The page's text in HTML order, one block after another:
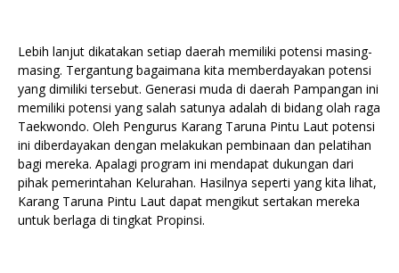
Lebih lanjut dikatakan setiap daerah memiliki potensi masing-
masing. Tergantung bagaimana kita memberdayakan potensi
yang dimiliki tersebut. Generasi muda di daerah Pampangan ini
memiliki potensi yang salah satunya adalah di bidang olah raga
Taekwondo. Oleh Pengurus Karang Taruna Pintu Laut potensi
ini diberdayakan dengan melakukan pembinaan dan pelatihan
bagi mereka. Apalagi program ini mendapat dukungan dari
pihak pemerintahan Kelurahan. Hasilnya seperti yang kita lihat,
Karang Taruna Pintu Laut dapat mengikut sertakan mereka
untuk berlaga di tingkat Propinsi.